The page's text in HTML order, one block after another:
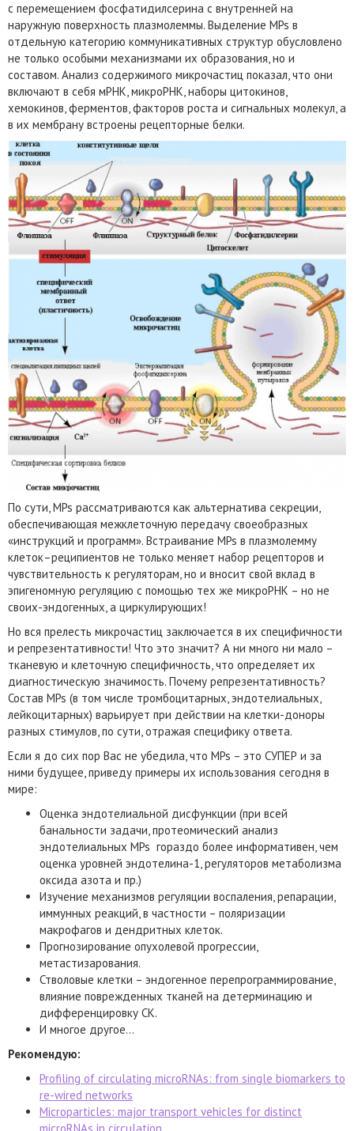
с перемещением фосфатидилсерина с внутренней на
наружную поверхность плазмолеммы. Выделение MPs в
отдельную категорию коммуникативных структур обусловлено
не только особыми механизмами их образования, но и
составом. Анализ содержимого микрочастиц показал, что они
включают в себя мРНК, микроРНК, наборы цитокинов,
хемокинов, ферментов, факторов роста и сигнальных молекул, а
в их мембрану встроены рецепторные белки.
По сути, MPs рассматриваются как альтернатива секреции,
обеспечивающая межклеточную передачу своеобразных
«инструкций и программ». Встраивание MPs в плазмолемму
клеток–реципиентов не только меняет набор рецепторов и
чувствительность к регуляторам, но и вносит свой вклад в
эпигеномную регуляцию с помощью тех же микроРНК – но не
своих-эндогенных, а циркулирующих!
Но вся прелесть микрочастиц заключается в их специфичности
и репрезентативности! Что это значит? А ни много ни мало –
тканевую и клеточную специфичность, что определяет их
диагностическую значимость. Почему репрезентативность?
Состав MPs (в том числе тромбоцитарных, эндотелиальных,
лейкоцитарных) варьирует при действии на клетки-доноры
разных стимулов, по сути, отражая специфику ответа.
Если я до сих пор Вас не убедила, что MPs – это СУПЕР и за
ними будущее, приведу примеры их использования сегодня в
мире:
Оценка эндотелиальной дисфункции (при всей
банальности задачи, протеомический анализ
эндотелиальных MPs гораздо более информативен, чем
оценка уровней эндотелина-1, регуляторов метаболизма
оксида азота и пр.)
Изучение механизмов регуляции воспаления, репарации,
иммунных реакций, в частности – поляризации
макрофагов и дендритных клеток.
Прогнозирование опухолевой прогрессии,
метастизарования.
Стволовые клетки – эндогенное перепрограммирование,
влияние поврежденных тканей на детерминацию и
дифференцировку СК.
И многое другое…
Рекомендую:
Profiling of circulating microRNAs: from single biomarkers to
re-wired networks
Microparticles: major transport vehicles for distinct